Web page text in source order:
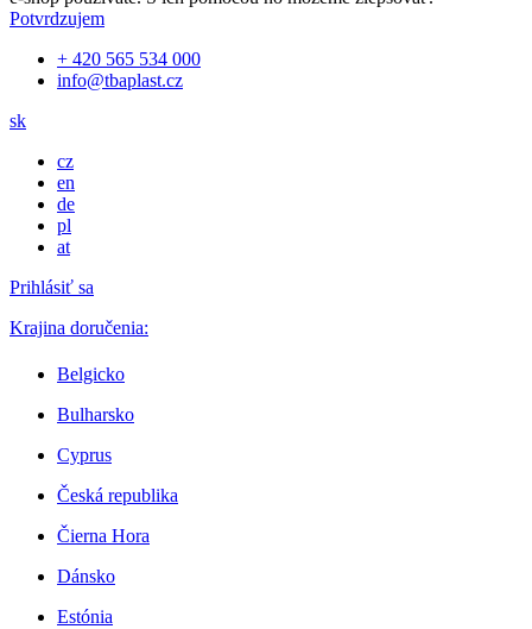
Potvrdzujem
+ 420 565 534 000
info@tbaplast.cz
sk
cz
en
de
pl
at
Prihlásiť sa
Krajina doručenia:
Belgicko
Bulharsko
Cyprus
Česká republika
Čierna Hora
Dánsko
Estónia